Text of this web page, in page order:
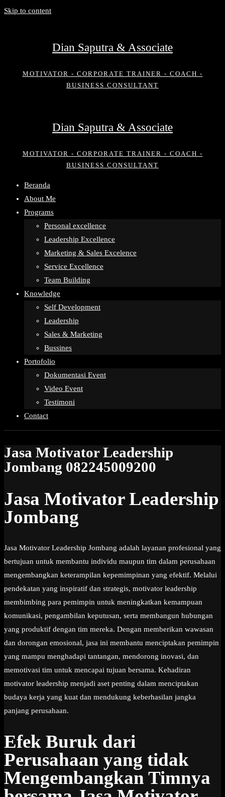
Skip to content
Dian Saputra & Associate
MOTIVATOR - CORPORATE TRAINER - COACH -
BUSINESS CONSULTANT
Dian Saputra & Associate
MOTIVATOR - CORPORATE TRAINER - COACH -
BUSINESS CONSULTANT
Beranda
About Me
Programs
Personal excellence
Leadership Excellence
Marketing & Sales Excelence
Service Excellence
Team Building
Knowledge
Self Development
Leadership
Sales & Marketing
Bussines
Portofolio
Dokumentasi Event
Video Event
Testimoni
Contact
Jasa Motivator Leadership
Jombang 082245009200
Jasa Motivator Leadership
Jombang
Jasa Motivator Leadership Jombang adalah layanan profesional yang
bertujuan untuk membantu individu maupun tim dalam perusahaan
mengembangkan keterampilan kepemimpinan yang efektif. Melalui
pendekatan yang inspiratif dan strategis, motivator leadership
membimbing para pemimpin untuk meningkatkan kemampuan
komunikasi, pengambilan keputusan, serta membangun hubungan
yang produktif dengan tim mereka. Dengan memberikan wawasan
dan dorongan emosional, jasa ini membantu menciptakan pemimpin
yang mampu menghadapi tantangan, mendorong inovasi, dan
memotivasi tim untuk mencapai tujuan bersama. Kehadiran
motivator leadership menjadi aset penting dalam menciptakan
budaya kerja yang kuat dan mendukung keberhasilan jangka
panjang perusahaan.
Efek Buruk dari
Perusahaan yang tidak
Mengembangkan Timnya